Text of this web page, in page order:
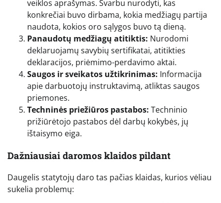
veiklos aprašymas. Svarbu nurodyti, kas
konkrečiai buvo dirbama, kokia medžiagų partija
naudota, kokios oro sąlygos buvo tą dieną.
Panaudotų medžiagų atitiktis: Nurodomi
deklaruojamų savybių sertifikatai, atitikties
deklaracijos, priėmimo-perdavimo aktai.
Saugos ir sveikatos užtikrinimas: Informacija
apie darbuotojų instruktavimą, atliktas saugos
priemones.
Techninės priežiūros pastabos: Techninio
prižiūrėtojo pastabos dėl darbų kokybės, jų
ištaisymo eiga.
Dažniausiai daromos klaidos pildant
Daugelis statytojų daro tas pačias klaidas, kurios vėliau
sukelia problemų: